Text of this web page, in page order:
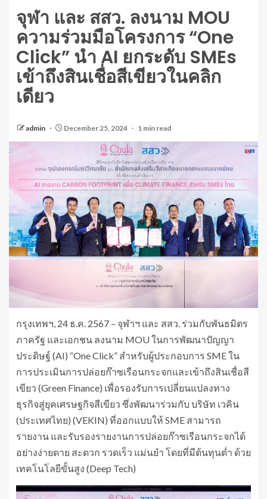
จุฬา และ สสว. ลงนาม MOU
ความร่วมมือโครงการ “One
Click” นำ AI ยกระดับ SMEs
เข้าถึงสินเชื่อสีเขียวในคลิก
เดียว
admin December 25, 2024 1 min read
กรุงเทพฯ, 24 ธ.ค. 2567 – จุฬาฯ และ สสว. ร่วมกับพันธมิตร
ภาครัฐ และเอกชน ลงนาม MOU ในการพัฒนาปัญญา
ประดิษฐ์ (AI) “One Click” สำหรับผู้ประกอบการ SME ใน
การประเมินการปล่อยก๊าซเรือนกระจกและเข้าถึงสินเชื่อสี
เขียว (Green Finance) เพื่อรองรับการเปลี่ยนแปลงทาง
ธุรกิจสู่ยุคเศรษฐกิจสีเขียว ซึ่งพัฒนาร่วมกับ บริษัท เวคิน
(ประเทศไทย) (VEKIN) ที่ออกแบบให้ SME สามารถ
รายงาน และรับรองรายงานการปล่อยก๊าซเรือนกระจกได้
อย่างง่ายดาย สะดวก รวดเร็ว แม่นยำ โดยที่มีต้นทุนต่ำ ด้วย
เทคโนโลยีขั้นสูง (Deep Tech)